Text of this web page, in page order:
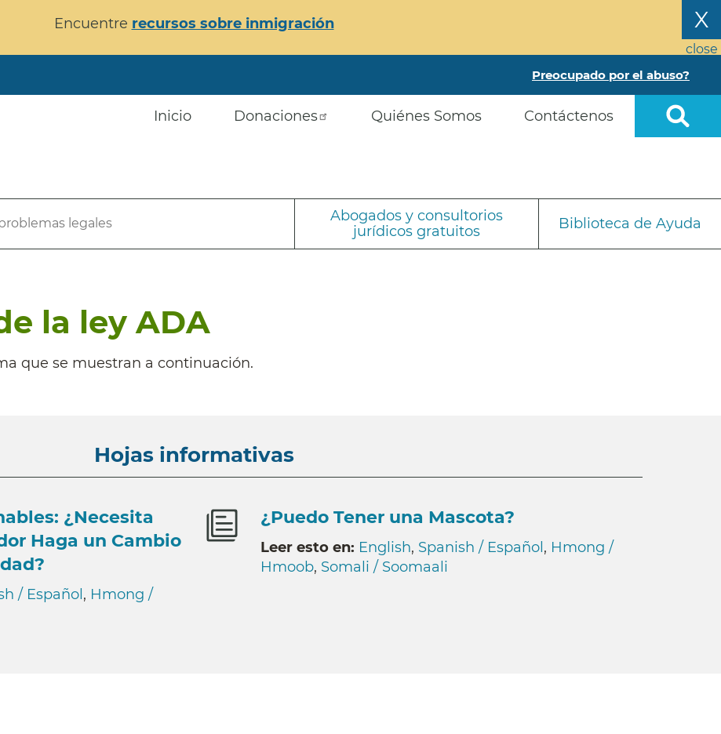
X
close
Encuentre recursos sobre inmigración
Preocupado por el abuso?
legales
Inicio Donaciones Quiénes Somos Contáctenos
Abogados y consultorios
jurídicos gratuitos
Biblioteca de Ayuda
la ley ADA
que se muestran a continuación.
Hojas informativas
¿Necesita
Haga un Cambio
/ Español , Hmong /
¿Puedo Tener una Mascota?
Leer esto en: English, Spanish / Español , Hmong /
Hmoob, Somali / Soomaali